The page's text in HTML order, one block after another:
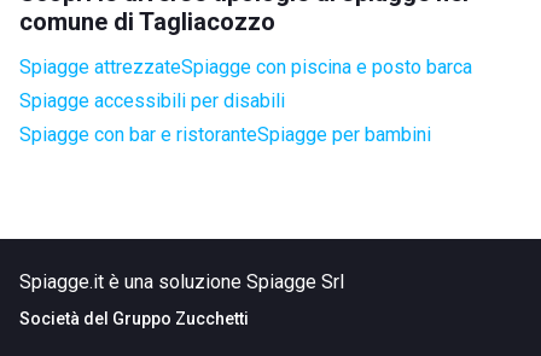
comune di Tagliacozzo
Spiagge attrezzateSpiagge con piscina e posto barca
Spiagge accessibili per disabili
Spiagge con bar e ristoranteSpiagge per bambini
Spiagge.it è una soluzione Spiagge Srl
Società del Gruppo Zucchetti